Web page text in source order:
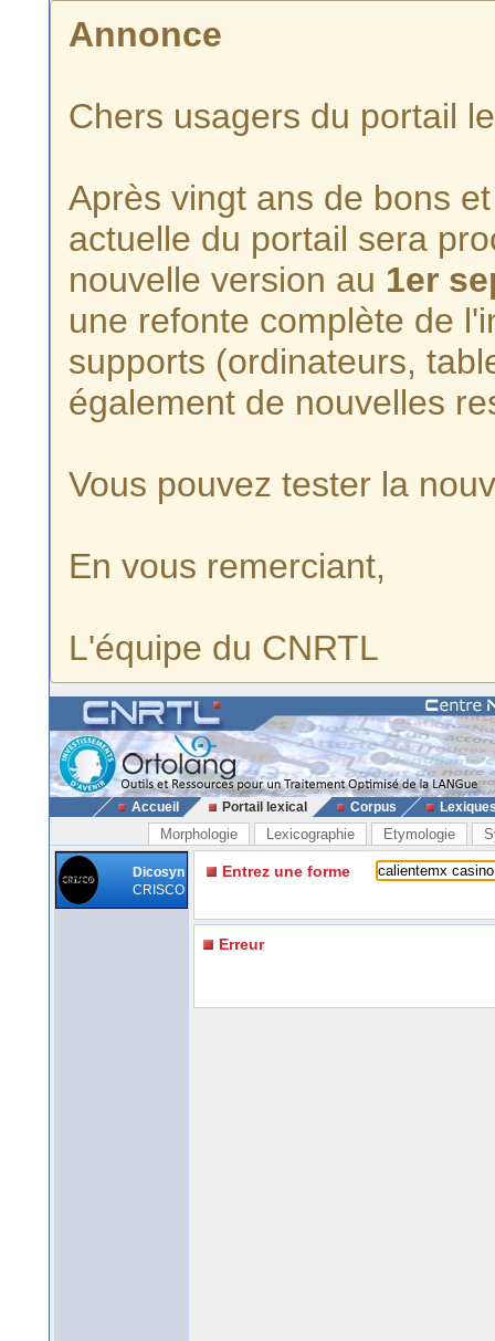
Annonce
Chers usagers du portail
Après vingt ans de bons
actuelle du portail sera
nouvelle version au 1er
une refonte complète de
supports (ordinateurs,
également de nouvelles
Vous pouvez tester la
En vous remerciant,
L'équipe du CNRTL
Accueil Portail lexical Corpus
Morphologie Lexicographie Etymologie
Dicosyn
CRISCO
Entrez une forme
Erreur